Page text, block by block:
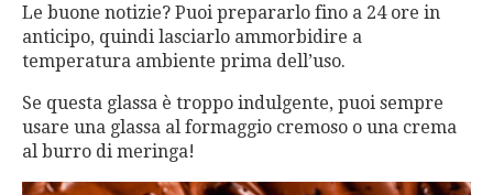
Le buone notizie? Puoi prepararlo fino a 24 ore in
anticipo, quindi lasciarlo ammorbidire a
temperatura ambiente prima dell’uso.
Se questa glassa è troppo indulgente, puoi sempre
usare una glassa al formaggio cremoso o una crema
al burro di meringa!